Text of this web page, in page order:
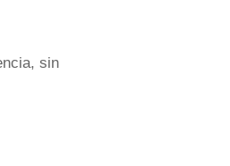
sin